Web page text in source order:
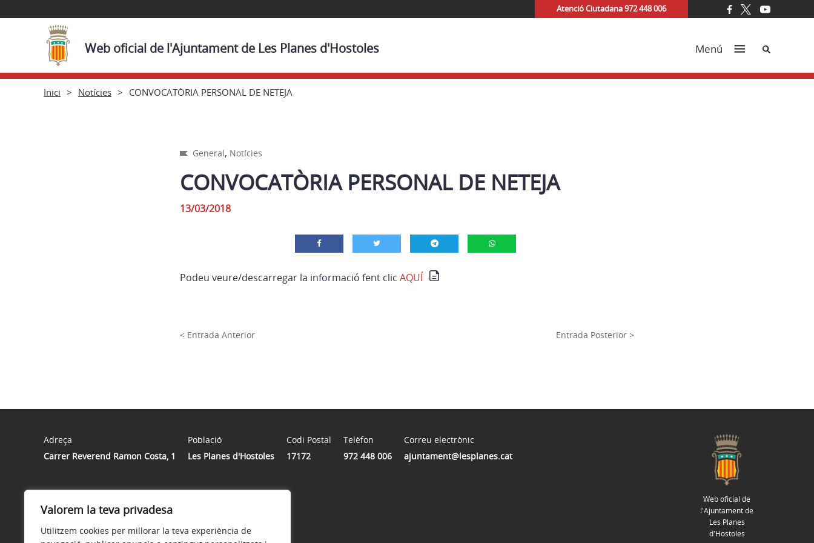
Valorem la teva privadesa
Utilitzem cookies per millorar la teva experiència de
Atenció Ciutadana 972 448 006
Web oficial de l'Ajuntament de Les Planes d'Hostoles Menú Cerca
Inici Notícies CONVOCATÒRIA PERSONAL DE NETEJA
General, Notícies
CONVOCATÒRIA PERSONAL DE NETEJA
13/03/2018
Podeu veure/descarregar la informació fent clic AQUÍ
< Entrada Anterior Entrada Posterior >
Adreça
Carrer Reverend Ramon Costa, 1
Població
Les Planes d'Hostoles
Codi Postal
17172
Telèfon
972 448 006
Correu electrònic
ajuntament@lesplanes.cat
Web oficial de
l'Ajuntament de
Les Planes
d'Hostoles